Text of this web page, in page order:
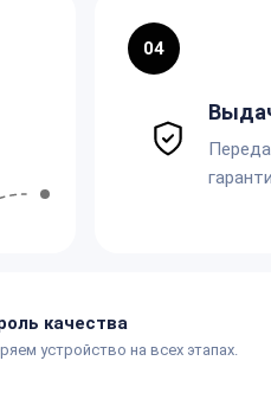
04
качества
устройство на всех этапах.